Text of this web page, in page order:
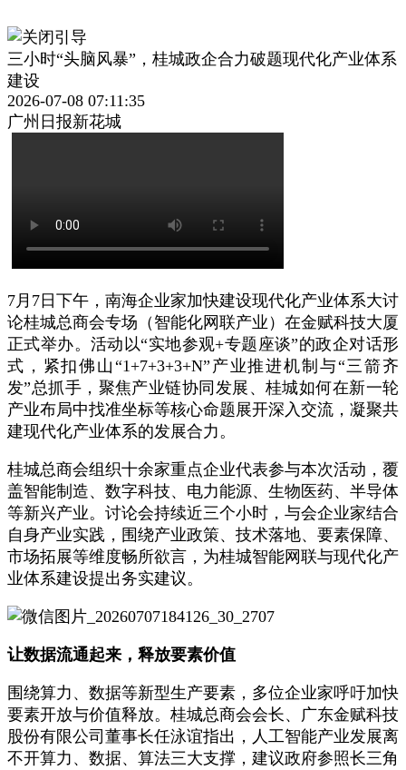
三小时“头脑风暴”，桂城政企合力破题现代化产业体系
建设
2026-07-08 07:11:35
广州日报新花城
7月7日下午，南海企业家加快建设现代化产业体系大讨
论桂城总商会专场（智能化网联产业）在金赋科技大厦
正式举办。活动以“实地参观+专题座谈”的政企对话形
式，紧扣佛山“1+7+3+3+N”产业推进机制与“三箭齐
发”总抓手，聚焦产业链协同发展、桂城如何在新一轮
产业布局中找准坐标等核心命题展开深入交流，凝聚共
建现代化产业体系的发展合力。
桂城总商会组织十余家重点企业代表参与本次活动，覆
盖智能制造、数字科技、电力能源、生物医药、半导体
等新兴产业。讨论会持续近三个小时，与会企业家结合
自身产业实践，围绕产业政策、技术落地、要素保障、
市场拓展等维度畅所欲言，为桂城智能网联与现代化产
业体系建设提出务实建议。
让数据流通起来，释放要素价值
围绕算力、数据等新型生产要素，多位企业家呼吁加快
要素开放与价值释放。桂城总商会会长、广东金赋科技
股份有限公司董事长任泳谊指出，人工智能产业发展离
不开算力、数据、算法三大支撑，建议政府参照长三角